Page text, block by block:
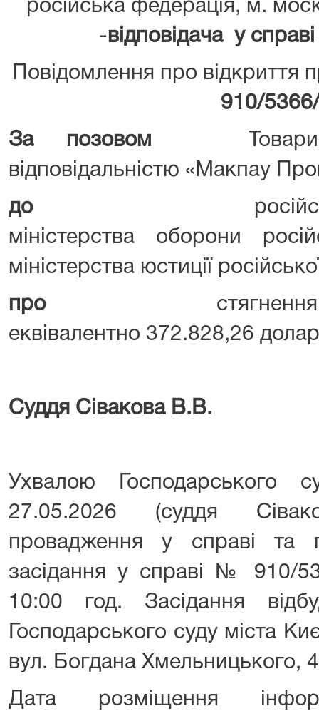
російська федерація, м.
- відповідачау
Повідомлення про відкриття
910/
За позовом
відповідальністю «Макпау
доросійської
міністерства оборони
міністерства юстиції
простягнення
еквівалентно 372.828,26
Суддя Сівакова В.В.
Ухвалою Господарського
27.05.2026 (суддя
провадження у справі та
засідання у справі № 910/
10:00 год. Засідання
Господарського суду міста
вул. Богдана Хмельницького,
Дата розміщення